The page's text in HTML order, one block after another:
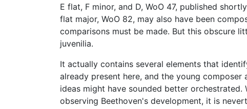
E flat, F minor, and D, WoO 47, published
flat major, WoO 82, may also have been
comparisons must be made. But this obscure
juvenilia.
It actually contains several elements that
already present here, and the young
ideas might have sounded better
observing Beethoven's development, it is